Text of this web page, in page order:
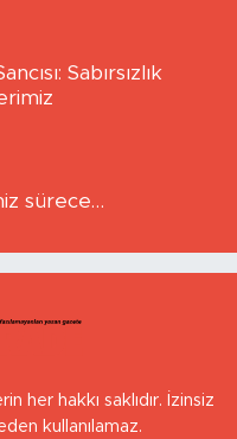
Sabırsızlık
sürece…
her hakkı saklıdır. İzinsiz
kullanılamaz.